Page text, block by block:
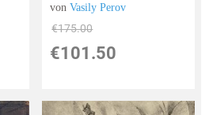
vonVasily Perov
€175.00
€101.50